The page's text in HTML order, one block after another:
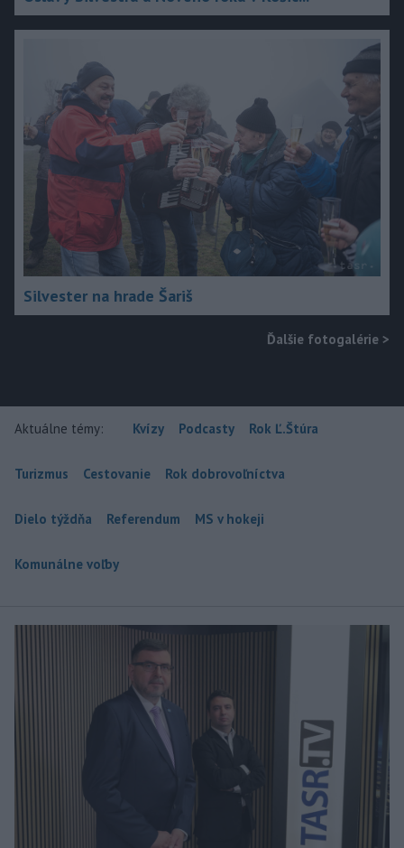
Silvester na hrade Šariš
Ďalšie fotogalérie >
Aktuálne témy: Kvízy Podcasty Rok Ľ.Štúra
Turizmus Cestovanie Rok dobrovoľníctva
Dielo týždňa Referendum MS v hokeji
Komunálne voľby